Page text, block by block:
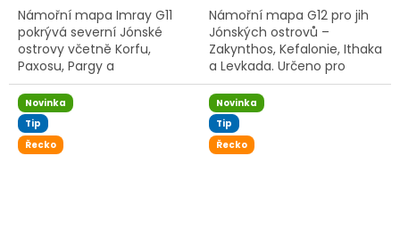
5
hvězdiček.
Námořní mapa Imray G11
pokrývá severní Jónské
ostrovy včetně Korfu,
Paxosu, Pargy a
Amvrakikosu. Obsahuje
aktuální data, detailní plány
přístavů a kotvišť a je
tištěna na...
5
hvězdiček.
Námořní mapa G12 pro jih
Jónských ostrovů –
Zakynthos, Kefalonie, Ithaka
a Levkada. Určeno pro
jachtaře.
Novinka
Tip
Řecko
Novinka
Tip
Řecko